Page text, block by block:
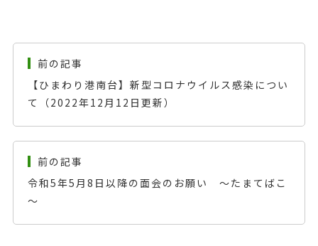
前の記事
【ひまわり港南台】新型コロナウイルス感染につい
て（2022年12月12日更新）
前の記事
令和5年5月8日以降の面会のお願い ～たまてばこ
～